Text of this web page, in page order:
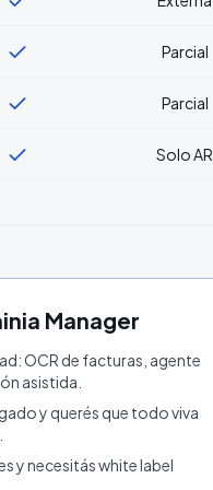
Parcial
Parcial
Solo AR
Manager
OCR de facturas, agente
asistida.
y querés que todo viva
y necesitás white label